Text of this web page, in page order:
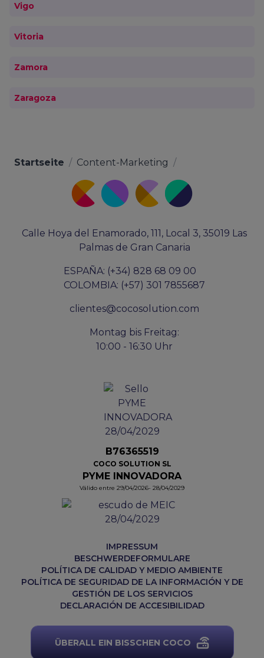
Vigo
Vitoria
Zamora
Zaragoza
Startseite / Content-Marketing /
Calle Hoya del Enamorado, 111, Local 3, 35019 Las
Palmas de Gran Canaria
ESPAÑA: (+34) 828 68 09 00
COLOMBIA: (+57) 301 7855687
clientes@cocosolution.com
Montag bis Freitag:
10:00 - 16:30 Uhr
B76365519
COCO SOLUTION SL
PYME INNOVADORA
Válido entre 29/04/2026- 28/04/2029
IMPRESSUM
BESCHWERDEFORMULARE
POLÍTICA DE CALIDAD Y MEDIO AMBIENTE
POLÍTICA DE SEGURIDAD DE LA INFORMACIÓN Y DE
GESTIÓN DE LOS SERVICIOS
DECLARACIÓN DE ACCESIBILIDAD
ÜBERALL EIN BISSCHEN COCO